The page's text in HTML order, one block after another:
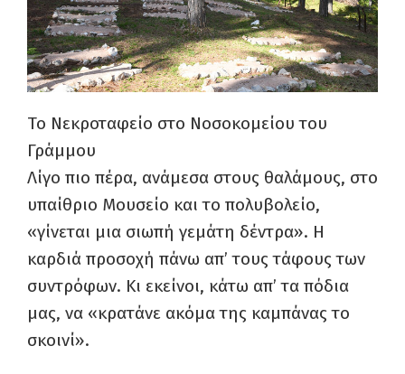
Το Νεκροταφείο στο Νοσοκομείου του
Γράμμου
Λίγο πιο πέρα, ανάμεσα στους θαλάμους, στο
υπαίθριο Μουσείο και το πολυβολείο,
«γίνεται μια σιωπή γεμάτη δέντρα». Η
καρδιά προσοχή πάνω απ’ τους τάφους των
συντρόφων. Κι εκείνοι, κάτω απ’ τα πόδια
μας, να «κρατάνε ακόμα της καμπάνας το
σκοινί».